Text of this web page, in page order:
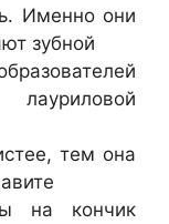
Именно они
зубной
тем она
на кончик